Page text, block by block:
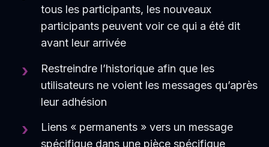
tous les participants, les nouveaux
participants peuvent voir ce qui a été dit
avant leur arrivée
Restreindre l’historique afin que les
utilisateurs ne voient les messages qu’après
leur adhésion
Liens « permanents » vers un message
spécifique dans une pièce spécifique